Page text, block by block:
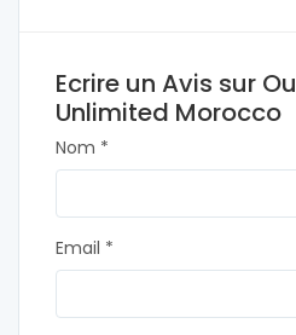
Ecrire un Avis sur
Unlimited Morocco
Nom *
Email *